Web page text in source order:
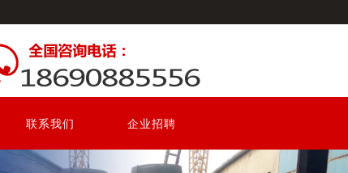
联系我们 企业招聘